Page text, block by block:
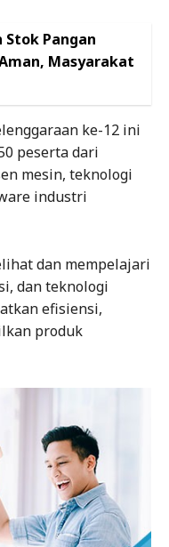
Stok Pangan
Masyarakat
ke-12 ini
peserta dari
mesin, teknologi
industri
dan mempelajari
dan teknologi
efisiensi,
produk